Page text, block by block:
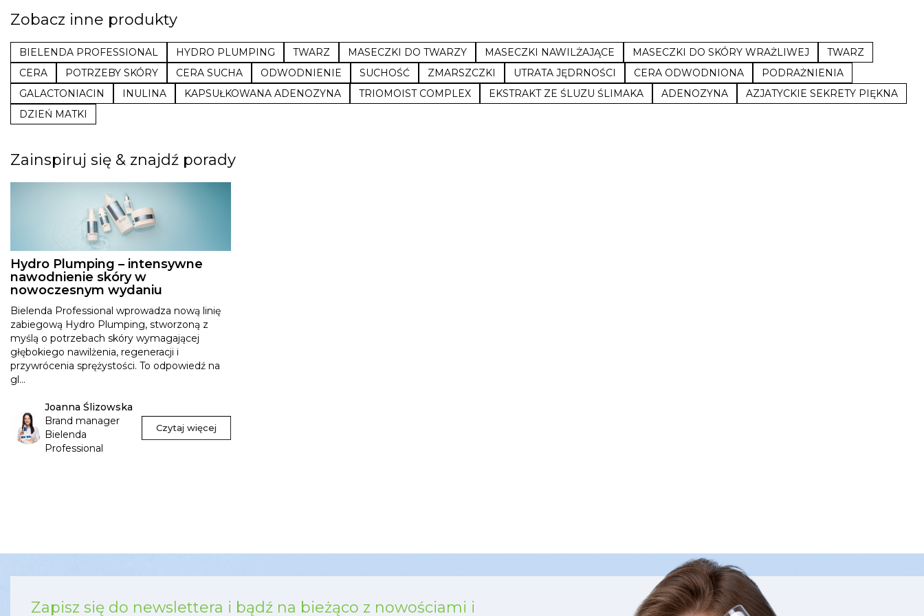
Zobacz inne produkty
BIELENDA PROFESSIONAL HYDRO PLUMPING TWARZ MASECZKI DO TWARZY MASECZKI NAWILŻAJĄCE MASECZKI DO SKÓRY WRAŻLIWEJ
TWARZ
CERA
POTRZEBY SKÓRY CERA SUCHA ODWODNIENIE SUCHOŚĆ ZMARSZCZKI UTRATA JĘDRNOŚCI CERA ODWODNIONA
PODRAŻNIENIA
GALACTONIACIN
INULINA KAPSUŁKOWANA ADENOZYNA TRIOMOIST COMPLEX EKSTRAKT ZE ŚLUZU ŚLIMAKA ADENOZYNA
AZJATYCKIE SEKRETY PIĘKNA
DZIEŃ MATKI
Zainspiruj się & znajdź porady
Hydro Plumping – intensywne
nawodnienie skóry w
nowoczesnym wydaniu
Bielenda Professional wprowadza nową linię
zabiegową Hydro Plumping, stworzoną z
myślą o potrzebach skóry wymagającej
głębokiego nawilżenia, regeneracji i
przywrócenia sprężystości. To odpowiedź na
gl...
Joanna Ślizowska
Brand manager
Bielenda
Professional
Czytaj więcej
Zapisz się do newslettera i bądź na bieżąco z nowościami i